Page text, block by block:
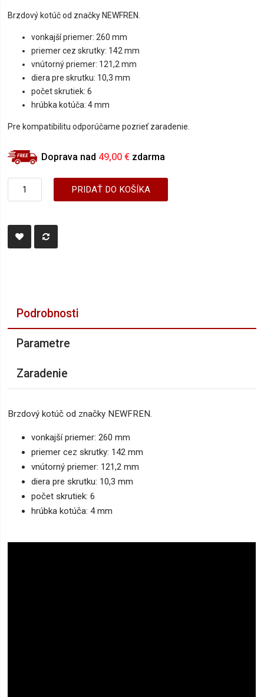
Brzdový kotúč od značky NEWFREN.
vonkajší priemer: 260 mm
priemer cez skrutky: 142 mm
vnútorný priemer: 121,2 mm
diera pre skrutku: 10,3 mm
počet skrutiek: 6
hrúbka kotúča: 4 mm
Pre kompatibilitu odporúčame pozrieť zaradenie.
Doprava nad 49,00 € zdarma
PRIDAŤ DO KOŠÍKA
Podrobnosti
Parametre
Zaradenie
Brzdový kotúč od značky NEWFREN.
vonkajší priemer: 260 mm
priemer cez skrutky: 142 mm
vnútorný priemer: 121,2 mm
diera pre skrutku: 10,3 mm
počet skrutiek: 6
hrúbka kotúča: 4 mm